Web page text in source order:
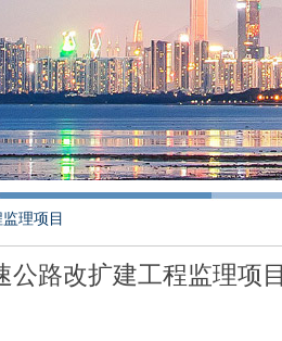
理项目
公路改扩建工程监理项目